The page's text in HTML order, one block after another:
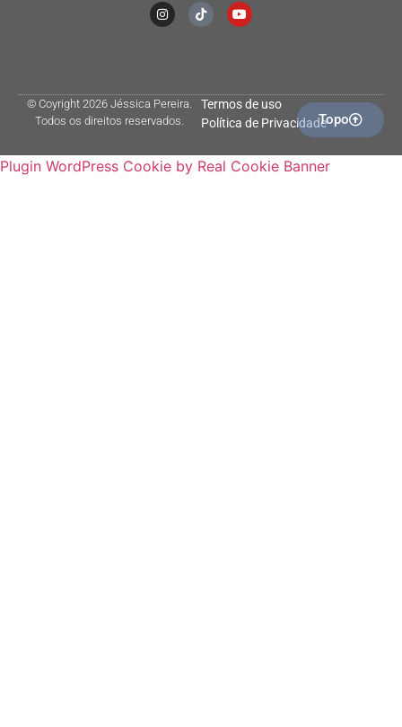
© Coyright 2026 Jéssica Pereira.
Todos os direitos reservados.
Termos de uso
Política de PrivacidadeTopo
Plugin WordPress Cookie by Real Cookie Banner